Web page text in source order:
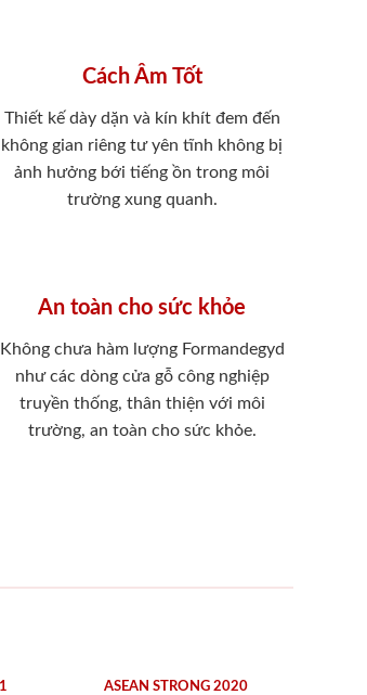
Cách Âm Tốt
Thiết kế dày dặn và kín khít đem đến
không gian riêng tư yên tĩnh không bị
ảnh hưởng bới tiếng ồn trong môi
trường xung quanh.
An toàn cho sức khỏe
Không chưa hàm lượng Formandegyd
như các dòng cửa gỗ công nghiệp
truyền thống, thân thiện với môi
trường, an toàn cho sức khỏe.
ASEAN STRONG 2020